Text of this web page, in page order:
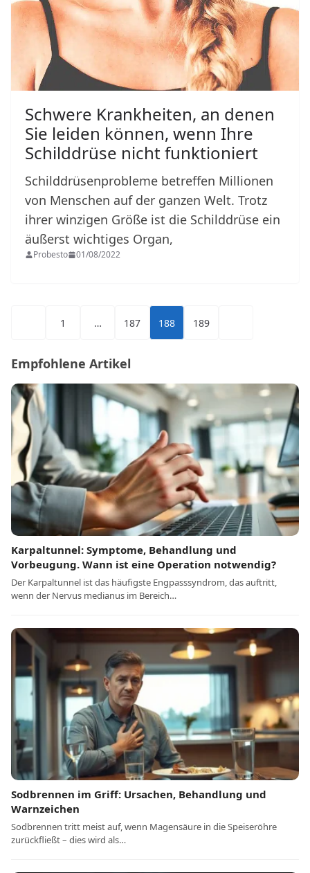
Schwere Krankheiten, an denen
Sie leiden können, wenn Ihre
Schilddrüse nicht funktioniert
Schilddrüsenprobleme betreffen Millionen
von Menschen auf der ganzen Welt. Trotz
ihrer winzigen Größe ist die Schilddrüse ein
äußerst wichtiges Organ,
Probesto 01/08/2022
Seitennummerierung
Beiträge
1 … 187 188 189
Empfohlene Artikel
Karpaltunnel: Symptome, Behandlung und
Vorbeugung. Wann ist eine Operation notwendig?
Der Karpaltunnel ist das häufigste Engpasssyndrom, das auftritt,
wenn der Nervus medianus im Bereich…
Sodbrennen im Griff: Ursachen, Behandlung und
Warnzeichen
Sodbrennen tritt meist auf, wenn Magensäure in die Speiseröhre
zurückfließt – dies wird als…